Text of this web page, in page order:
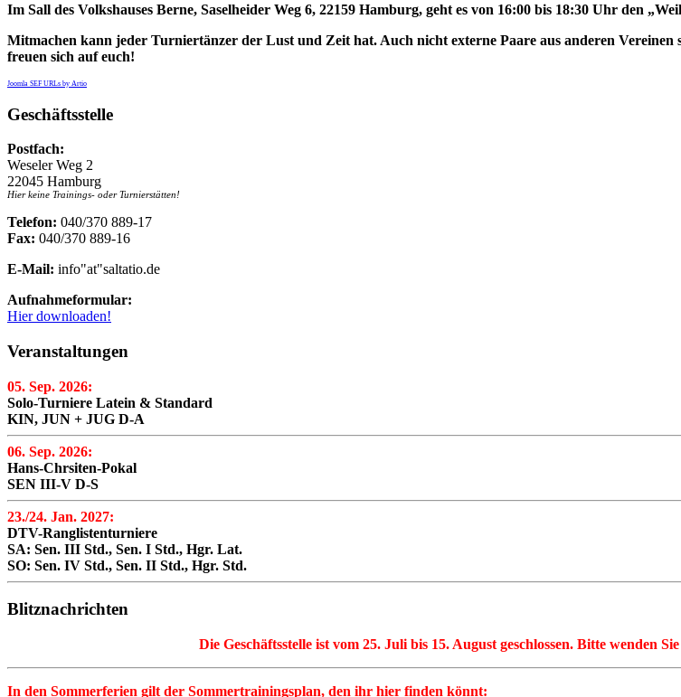
Im Sall des Volkshauses Berne, Saselheider Weg 6, 22159 Hamburg, geht es von 16:00 bis 18:30 Uhr den
Mitmachen kann jeder Turniertänzer der Lust und Zeit hat. Auch nicht externe Paare aus anderen
freuen sich auf euch!
Joomla SEF URLs by Artio
Geschäftsstelle
Postfach:
Weseler Weg 2
22045 Hamburg
Hier keine Trainings- oder Turnierstätten!
Telefon: 040/370 889-17
Fax: 040/370 889-16
E-Mail: info"at"saltatio.de
Aufnahmeformular:
Hier downloaden!
Veranstaltungen
05. Sep. 2026:
Solo-Turniere Latein & Standard
KIN, JUN + JUG D-A
06. Sep. 2026:
Hans-Chrsiten-Pokal
SEN III-V D-S
23./24. Jan. 2027:
DTV-Ranglistenturniere
SA: Sen. III Std., Sen. I Std., Hgr. Lat.
SO: Sen. IV Std., Sen. II Std., Hgr. Std.
Blitznachrichten
Die Geschäftsstelle ist vom 25. Juli bis 15. August geschlossen. Bitte wenden
In den Sommerferien gilt der Sommertrainingsplan, den ihr hier finden könnt: